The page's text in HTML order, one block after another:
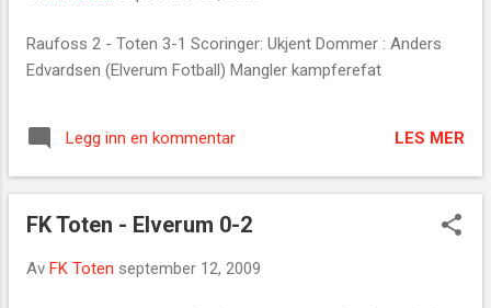
Lunstadsveen - Thomas Løkken Kilde: Oppland Arbeiderblad
Raufoss 2 - Toten 3-1 Scoringer: Ukjent Dommer : Anders
Edvardsen (Elverum Fotball) Mangler kampferefat
Legg inn en kommentar LES MER
FK Toten - Elverum 0-2
Av FK Toten september 12, 2009